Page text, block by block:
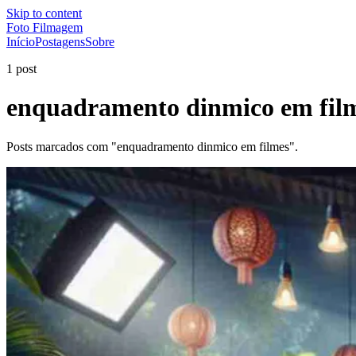
Skip to content
Foto Filmagem
InícioPostagensSobre
1 post
enquadramento dinmico em
Posts marcados com "enquadramento dinmico em filmes".